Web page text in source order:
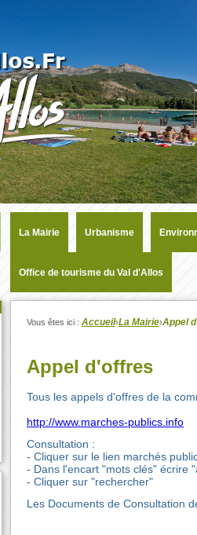
La Mairie Urbanisme
Office de tourisme du Val d'Allos
Vous êtes ici : Accueil›La Mairie›Appel
Appel d'offres
Tous les appels d'offres de la
http://www.marches-publics.info
Consultation :
- Cliquer sur le lien marchés
- Dans l'encart "mots clés" écrire
- Cliquer sur "rechercher"
Les Documents de Consultation